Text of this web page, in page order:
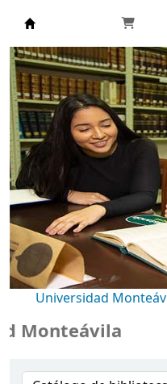
Biblioteca
Universidad